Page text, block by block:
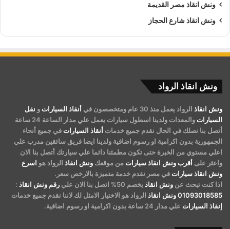
ونش انقاذ مصر القديمة
ونش انقاذ شارع الحجاز
ونش انقاذ الرواد
ونش انقاذ الرواد يعمل منذ 30 عام ومتخصصون في أنقاذ السيارات و نقل
السيارات
والمعدات ولدينا اسطول سيارات يعمل علي مدار الساعة 24 ساعة
أتصل بنا نصلك في الحال نقدم جميع خدمات أنقاذ السيارات في جميع أنحاء
الجمهورية بدون اكرامية او رسوم اضافية ولدينا ايضا فريق سائقين مدرب علي
اعلي مستوي من الخبرة حتى تكون مطمئنا دائما علي سيارتك أتصل بنا الان
واعثر على أقرب ونش انقاذ سيارات من موقعك ونش انقاذ الرواد هو اسرع
ونش انقاذ سيارات في مصر نقدم خدمة متميزة بالارخص سعر.
اذا كنت تبحث عن ونش انقاذ بخصم 50% اتصل بنا الان علي رقم ونش انقاذ :
01093018585ونش انقاذ الرواد هو الاختيار الامثل لك لاننا نقدم جميع خدمات
إنقاذ السيارات علي مدار 24 ساعة بدون اكرامية او رسوم اضافية.